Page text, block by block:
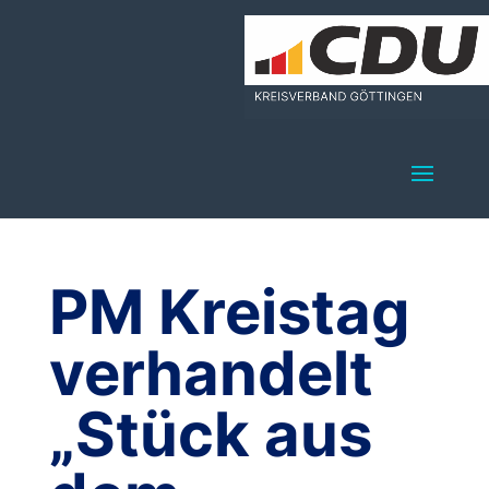
PM Kreistag
verhandelt
„Stück aus